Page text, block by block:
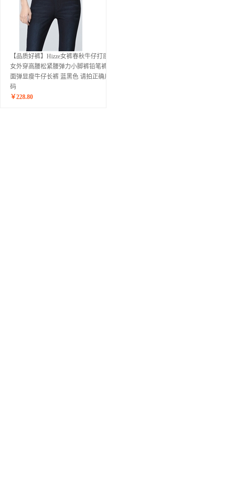
【品质好裤】Hizze女裤春秋牛仔打底裤
女外穿高腰松紧腰弹力小脚裤铅笔裤四
面弹显瘦牛仔长裤 蓝黑色 请拍正确尺
码
￥228.80